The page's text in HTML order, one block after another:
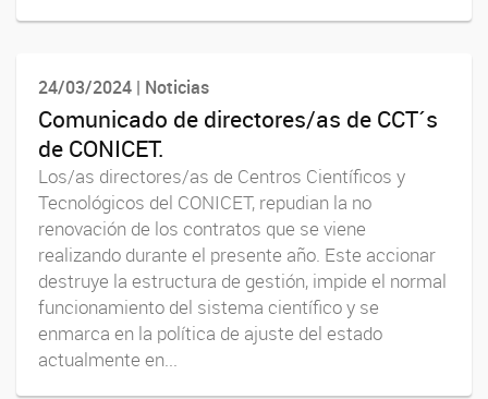
24/03/2024 | Noticias
Comunicado de directores/as de CCT´s
de CONICET.
Los/as directores/as de Centros Científicos y
Tecnológicos del CONICET, repudian la no
renovación de los contratos que se viene
realizando durante el presente año. Este accionar
destruye la estructura de gestión, impide el normal
funcionamiento del sistema científico y se
enmarca en la política de ajuste del estado
actualmente en...